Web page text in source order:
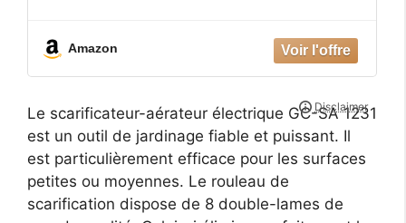
profondeur de travail à 3 niveaux)
Amazon
Le scarificateur-aérateur électrique GC-SA 1231
est un outil de jardinage fiable et puissant. Il
est particulièrement efficace pour les surfaces
petites ou moyennes. Le rouleau de
scarification dispose de 8 double-lames de